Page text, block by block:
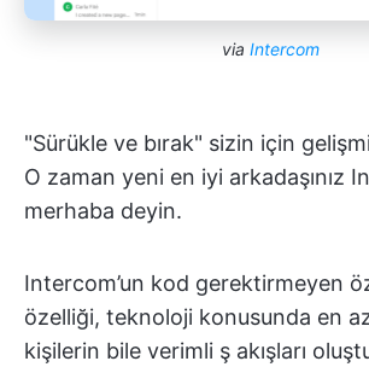
via Intercom
"Sürükle ve bırak" sizin için
O zaman yeni en iyi arkadaşınız
merhaba deyin.
Intercom’un kod gerektirmeyen
özelliği, teknoloji konusunda en
kişilerin bile verimli ş akışları